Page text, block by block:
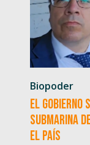
Biopoder
El Gobierno
submarina
el país